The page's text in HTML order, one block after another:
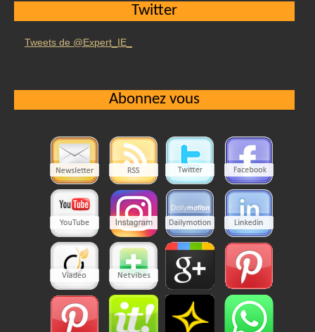
Twitter
Tweets de @Expert_IE_
Abonnez vous